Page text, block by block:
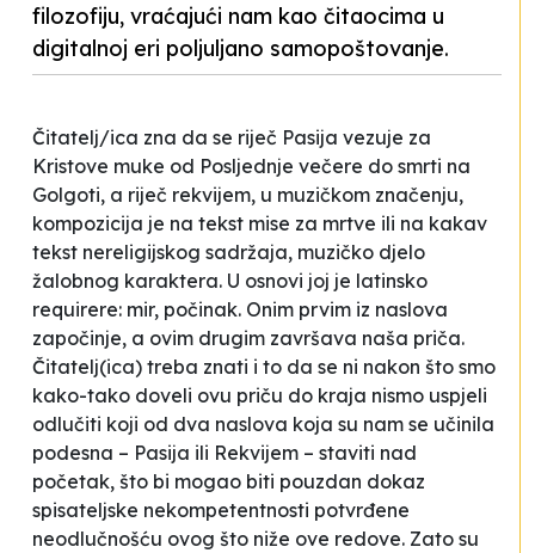
filozofiju, vraćajući nam kao čitaocima u
digitalnoj eri poljuljano samopoštovanje.
Čitatelj/ica zna da se riječ Pasija vezuje za
Kristove muke od Posljednje večere do smrti na
Golgoti, a riječ rekvijem, u muzičkom značenju,
kompozicija je na tekst mise za mrtve ili na kakav
tekst nereligijskog sadržaja, muzičko djelo
žalobnog karaktera. U osnovi joj je latinsko
requirere: mir, počinak. Onim prvim iz naslova
započinje, a ovim drugim završava naša priča.
Čitatelj(ica) treba znati i to da se ni nakon što smo
kako-tako doveli ovu priču do kraja nismo uspjeli
odlučiti koji od dva naslova koja su nam se učinila
podesna – Pasija ili Rekvijem – staviti nad
početak, što bi mogao biti pouzdan dokaz
spisateljske nekompetentnosti potvrđene
neodlučnošću ovog što niže ove redove. Zato su